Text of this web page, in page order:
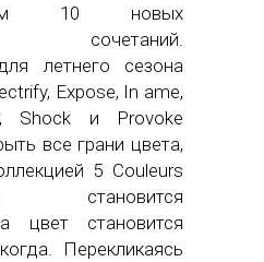
10 новых
сочетаний.
летнего сезона
Expose, In ame,
Shock и Provoke
все грани цвета,
5 Couleurs
становится
цвет становится
Перекликаясь